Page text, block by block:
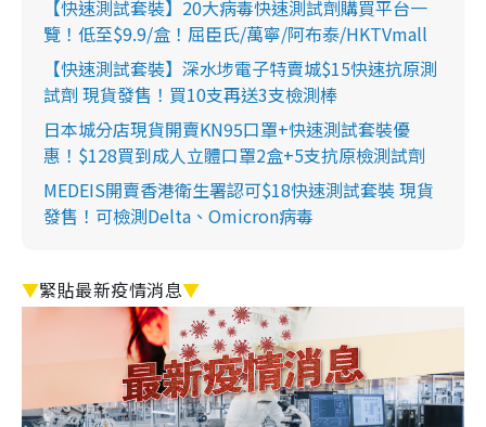
【快速測試套裝】20大病毒快速測試劑購買平台一
覽！低至$9.9/盒！屈臣氏/萬寧/阿布泰/HKTVmall
【快速測試套裝】深水埗電子特賣城$15快速抗原測
試劑 現貨發售！買10支再送3支檢測棒
日本城分店現貨開賣KN95口罩+快速測試套裝優
惠！$128買到成人立體口罩2盒+5支抗原檢測試劑
MEDEIS開賣香港衛生署認可$18快速測試套裝 現貨
發售！可檢測Delta、Omicron病毒
▼緊貼最新疫情消息▼